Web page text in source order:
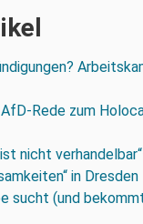
Rede zum
nicht
in Dresden
sucht (und